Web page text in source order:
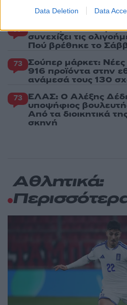
Data Deletion Data
γιατρού
77 Στην Κρήτη ο
συνεχίζει τις
Πού βρέθηκε το
73 Σούπερ μάρκετ: Νέες
916 προϊόντα στην
ανάμεσά τους 130
73 ΕΛΑΣ: Ο Αλέξης
υποψήφιος
Από τα διοικητικά
σκηνή
Αθλητικά: